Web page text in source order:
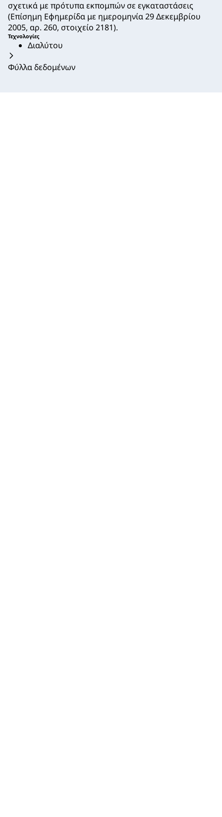
σχετικά με πρότυπα εκπομπών σε εγκαταστάσεις
(Επίσημη Εφημερίδα με ημερομηνία 29 Δεκεμβρίου
2005, αρ. 260, στοιχείο 2181).
Τεχνολογίες
Διαλύτου
Φύλλα δεδομένων